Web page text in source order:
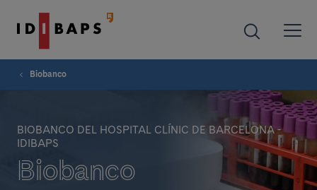
Biobanco
BIOBANCO DEL HOSPITAL CLÍNIC DE BARCELONA -
IDIBAPS
Biobanco